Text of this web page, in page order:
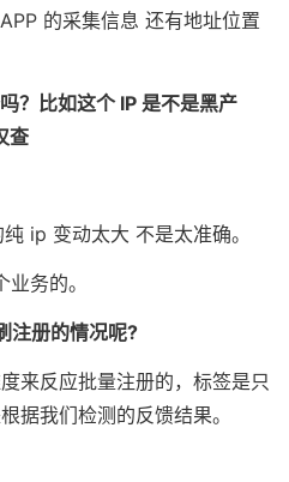
的采集信息 还有地址位置
？比如这个 IP 是不是黑产
查
ip 变动太大 不是太准确。
务的。
注册的情况呢?
来反应批量注册的，标签是只
据我们检测的反馈结果。